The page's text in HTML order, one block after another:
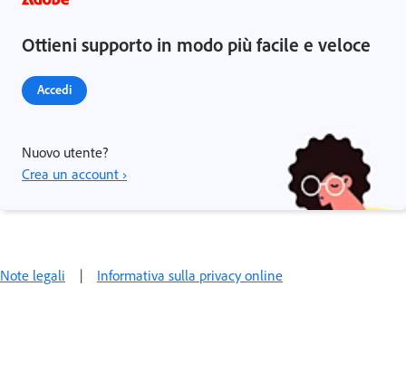
Ottieni supporto in modo più facile e veloce
Accedi
Nuovo utente?
Crea un account ›
Note legali | Informativa sulla privacy online